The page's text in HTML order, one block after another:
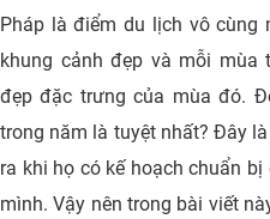
Pháp là điểm du lịch vô cùng
khung cảnh đẹp và mỗi mùa
đẹp đặc trưng của mùa đó.
trong năm là tuyệt nhất? Đây
ra khi họ có kế hoạch chuẩn
mình. Vậy nên trong bài viết